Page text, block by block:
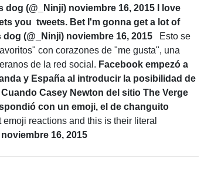
(@_Ninji) noviembre 16, 2015
I love
you tweets. Bet I'm gonna get a lot of
(@_Ninji) noviembre 16, 2015 Esto se
con corazones de "me gusta", una
de la red social. Facebook empezó a
y España al introducir la posibilidad de
Cuando Casey Newton del sitio The Verge
con un emoji, el de changuito
reactions and this is their literal
16, 2015